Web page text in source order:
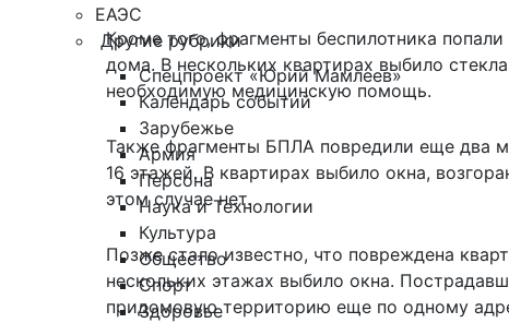
ЕАЭС
Другие рубрики
Спецпроект «Юрий Мамлеев»
Календарь событий
Зарубежье
Армия
Персона
Наука и Технологии
Культура
Общество
Спорт
Здоровье
Кроме того, фрагменты беспилотника
дома. В нескольких квартирах выбило
необходимую медицинскую помощь.
Также фрагменты БПЛА повредили еще два
16 этажей. В квартирах выбило окна,
этом случае нет.
Позже стало известно, что повреждена
нескольких этажах выбило окна.
придомовую территорию еще по одному